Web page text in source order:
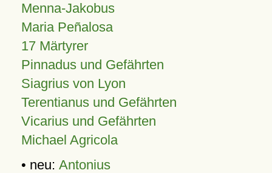
Menna-Jakobus
Maria Peñalosa
17 Märtyrer
Pinnadus und Gefährten
Siagrius von Lyon
Terentianus und Gefährten
Vicarius und Gefährten
Michael Agricola
• neu: Antonius